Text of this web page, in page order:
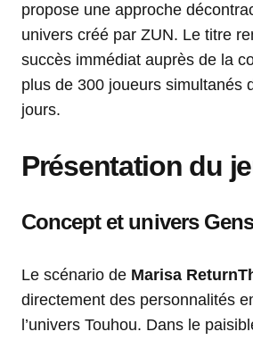
propose une approche
univers créé par ZUN. Le titre
succès immédiat auprès de la
plus de 300 joueurs simultanés
jours.
Présentation du
Concept et univers
Le scénario de Marisa
directement des personnalités
l’univers Touhou. Dans le